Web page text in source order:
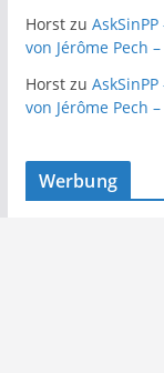
Horstzu
von Jérôme Pech
Horstzu
von Jérôme Pech
Werbung